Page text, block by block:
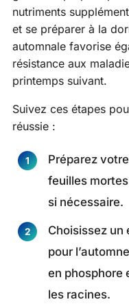
nutriments
et se préparer à la
automnale favorise
résistance aux
printemps suivant.
Suivez ces étapes
réussie :
Préparez
feuilles
si nécessaire.
Choisissez un
pour
en phosphore
les racines.